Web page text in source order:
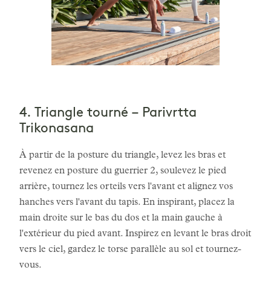
4. Triangle tourné – Parivrtta
Trikonasana
À partir de la posture du triangle, levez les bras et
revenez en posture du guerrier 2, soulevez le pied
arrière, tournez les orteils vers l'avant et alignez vos
hanches vers l'avant du tapis. En inspirant, placez la
main droite sur le bas du dos et la main gauche à
l'extérieur du pied avant. Inspirez en levant le bras droit
vers le ciel, gardez le torse parallèle au sol et tournez-
vous.